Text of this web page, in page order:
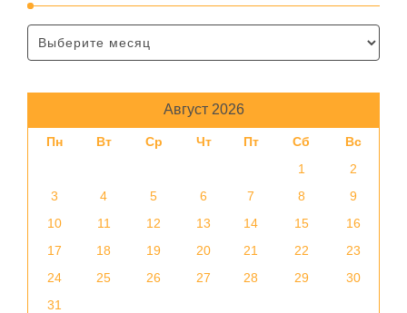
Август 2026
Пн Вт Ср Чт Пт Сб
Вс
1
2
3
4 5 6 7 8
9
10
11 12 13 14 15
16
17
18 19 20 21 22
23
24
25 26 27 28 29
30
31